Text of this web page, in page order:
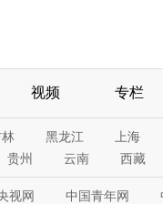
视频 专栏
黑龙江 上海
贵州 云南 西藏
视网 中国青年网